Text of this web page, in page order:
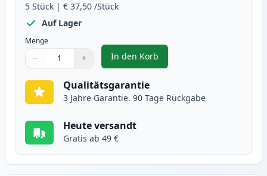
5 Stück | € 37,50 /Stück
Auf Lager
Menge
Verwenden Sie die Tasten, um anzupassen
− +
1
In den Korb
, 5 stück Canon 715 schwarz
Qualitätsgarantie
3 Jahre Garantie. 90 Tage Rückgabe
Heute versandt
Gratis ab 49 €